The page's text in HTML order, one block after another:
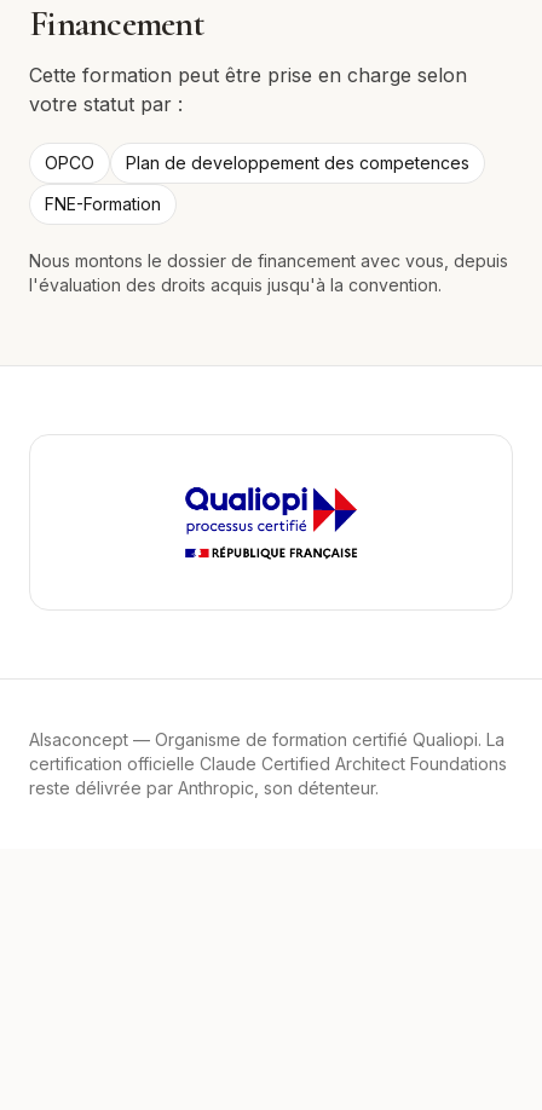
Financement
Cette formation peut être prise en charge selon
votre statut par :
OPCO
Plan de developpement des competences
FNE-Formation
Nous montons le dossier de financement avec vous, depuis
l'évaluation des droits acquis jusqu'à la convention.
Alsaconcept — Organisme de formation certifié Qualiopi. La
certification officielle Claude Certified Architect Foundations
reste délivrée par Anthropic, son détenteur.